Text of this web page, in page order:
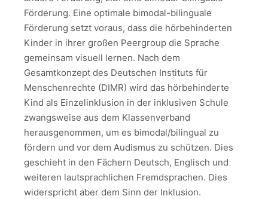
Förderung. Eine optimale bimodal-bilinguale
Förderung setzt voraus, dass die hörbehinderten
Kinder in ihrer großen Peergroup die Sprache
gemeinsam visuell lernen. Nach dem
Gesamtkonzept des Deutschen Instituts für
Menschenrechte (DIMR) wird das hörbehinderte
Kind als Einzelinklusion in der inklusiven Schule
zwangsweise aus dem Klassenverband
herausgenommen, um es bimodal/bilingual zu
fördern und vor dem Audismus zu schützen. Dies
geschieht in den Fächern Deutsch, Englisch und
weiteren lautsprachlichen Fremdsprachen. Dies
widerspricht aber dem Sinn der Inklusion.